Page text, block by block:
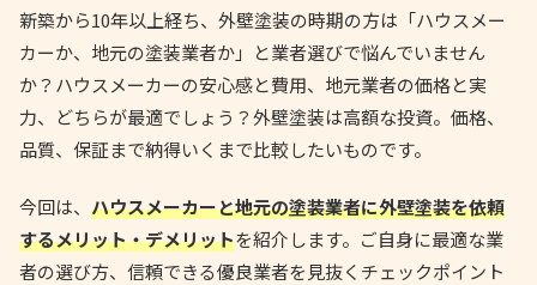
新築から10年以上経ち、外壁塗装の時期の方は「ハウスメー
カーか、地元の塗装業者か」と業者選びで悩んでいません
か？ハウスメーカーの安心感と費用、地元業者の価格と実
力、どちらが最適でしょう？外壁塗装は高額な投資。価格、
品質、保証まで納得いくまで比較したいものです。
今回は、 ハウスメーカーと地元の塗装業者に外壁塗装を依頼
するメリット・デメリットを紹介します。ご自身に最適な業
者の選び方、信頼できる優良業者を見抜くチェックポイント